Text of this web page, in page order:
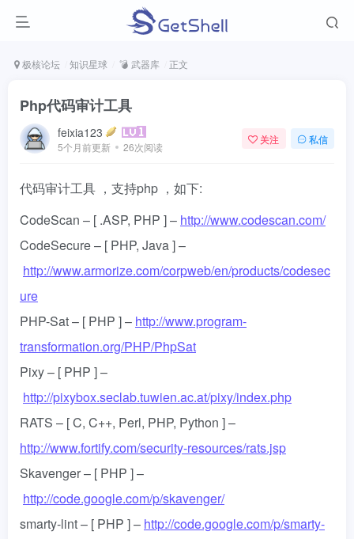
极核论坛 知识星球 💣 武器库 正文
Php代码审计工具
feixia123
5个月前更新 26次阅读
关注 私信
代码审计工具 ，支持php ，如下:
CodeScan – [ .ASP, PHP ] – http://www.codescan.com/
CodeSecure – [ PHP, Java ] –
http://www.armorize.com/corpweb/en/products/codesec
ure
PHP-Sat – [ PHP ] – http://www.program-
transformation.org/PHP/PhpSat
Pixy – [ PHP ] –
http://pixybox.seclab.tuwien.ac.at/pixy/index.php
RATS – [ C, C++, Perl, PHP, Python ] –
http://www.fortify.com/security-resources/rats.jsp
Skavenger – [ PHP ] –
http://code.google.com/p/skavenger/
smarty-lint – [ PHP ] – http://code.google.com/p/smarty-